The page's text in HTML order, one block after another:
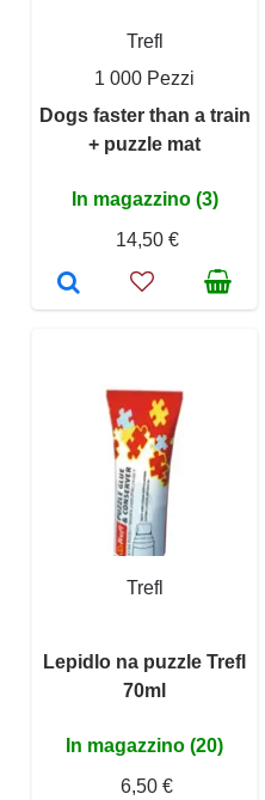
Trefl
1 000 Pezzi
Dogs faster than a train
+ puzzle mat
In magazzino (3)
14,50 €
Trefl
Lepidlo na puzzle Trefl
70ml
In magazzino (20)
6,50 €